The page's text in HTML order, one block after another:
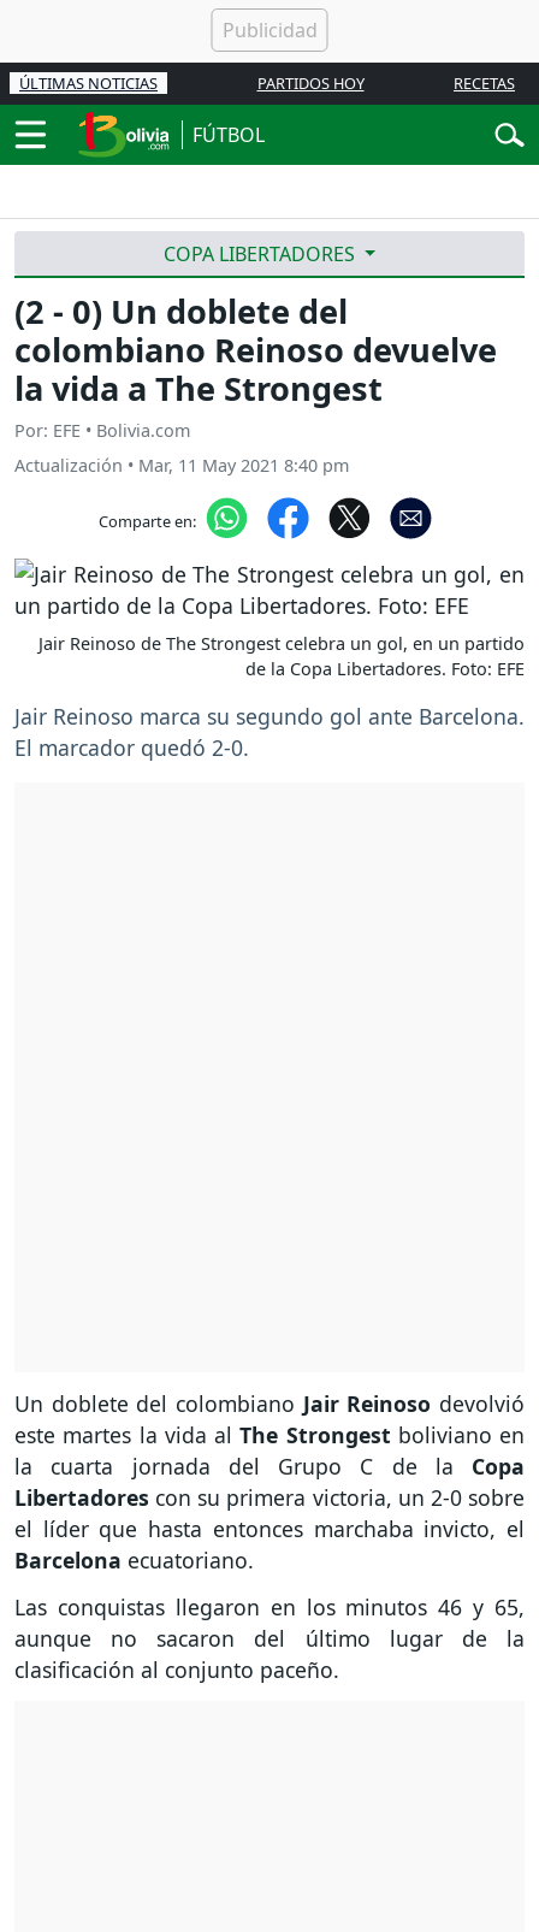
ÚLTIMAS NOTICIAS PARTIDOS HOY RECETAS
FÚTBOL
COPA LIBERTADORES
(2 - 0) Un doblete del
colombiano Reinoso devuelve
la vida a The Strongest
Por: EFE • Bolivia.com
Actualización • Mar, 11 May 2021 8:40 pm
Comparte en:
Jair Reinoso de The Strongest celebra un gol, en un partido
de la Copa Libertadores. Foto: EFE
Jair Reinoso marca su segundo gol ante Barcelona.
El marcador quedó 2-0.
Un doblete del colombiano Jair Reinoso devolvió
este martes la vida alThe Strongest boliviano en
la cuarta jornada del Grupo C de la Copa
Libertadores con su primera victoria, un 2-0 sobre
el líder que hasta entonces marchaba invicto, el
Barcelona ecuatoriano.
Las conquistas llegaron en los minutos 46 y 65,
aunque no sacaron del último lugar de la
clasificación al conjunto paceño.